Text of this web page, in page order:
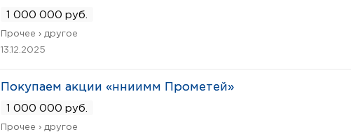
1 000 000 руб.
Прочее › другое
13.12.2025
Покупаем акции «нниимм Прометей»
1 000 000 руб.
Прочее › другое